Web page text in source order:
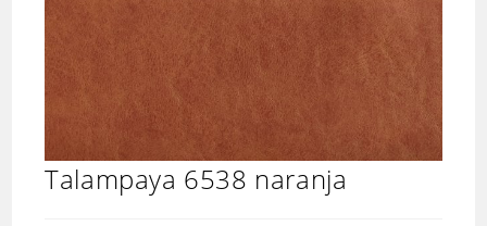
Talampaya 6538 naranja